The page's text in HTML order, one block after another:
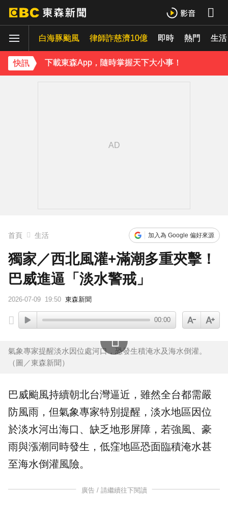
白海豚颱風 律師詐慈濟10億 即時 熱門 生活
快訊 下載東森App，隨時掌握天下大小事！
首頁 生活 加入為 Google 偏好來源
獨家／西北風灌+滿潮多重夾擊！
巴威進逼「淡水警戒」
2026-07-09 19:50 東森新聞
00:00
氣象專家提醒淡水因位處河口，恐發生積淹水及海水倒灌。
（圖／東森新聞）
巴威颱風持續朝北台灣逼近，雖然全台都需嚴
防風雨，但氣象專家特別提醒， 淡水地區因位
於淡水河出海口、缺乏地形屏障，若強風、豪
雨與漲潮同時發生，低窪地區恐面臨積淹水甚
至海水倒灌風險。
廣告 / 請繼續往下閱讀